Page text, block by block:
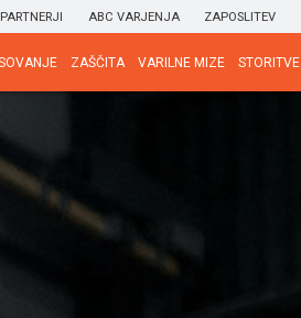
PARTNERJI ABC VARJENJA ZAPOSLITEV
ZAŠČITA VARILNE MIZE STORITVE